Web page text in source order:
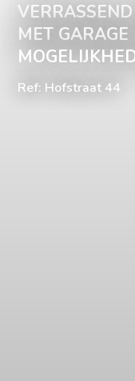
MET GARAGE
Ref: Hofstraat 44